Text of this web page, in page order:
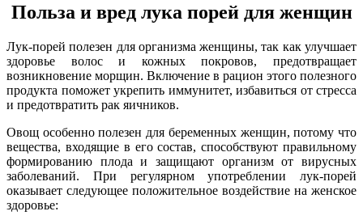
Польза и вред лука порей для женщин
Лук-порей полезен для организма женщины, так как улучшает
здоровье волос и кожных покровов, предотвращает
возникновение морщин. Включение в рацион этого полезного
продукта поможет укрепить иммунитет, избавиться от стресса
и предотвратить рак яичников.
Овощ особенно полезен для беременных женщин, потому что
вещества, входящие в его состав, способствуют правильному
формированию плода и защищают организм от вирусных
заболеваний. При регулярном употреблении лук-порей
оказывает следующее положительное воздействие на женское
здоровье: